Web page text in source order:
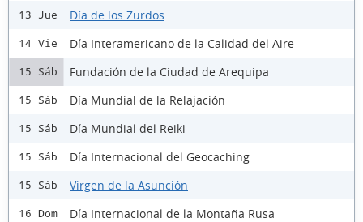
13 Jue Día de los Zurdos
14 Vie Día Interamericano de la Calidad del Aire
15 Sáb Fundación de la Ciudad de Arequipa
15 Sáb Día Mundial de la Relajación
15 Sáb Día Mundial del Reiki
15 Sáb Día Internacional del Geocaching
15 Sáb Virgen de la Asunción
16 Dom Día Internacional de la Montaña Rusa